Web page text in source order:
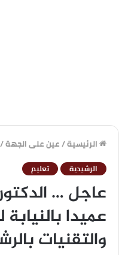
الرئيسية/عين على الجهة/
الرشيدية تعليم
عاجل …
عميدا
والتقنيات